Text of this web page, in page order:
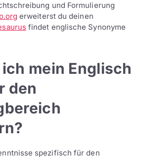
und Formulierung
erweiterst du deinen
findet englische Synonyme
mein Englisch
den
spezifisch für den